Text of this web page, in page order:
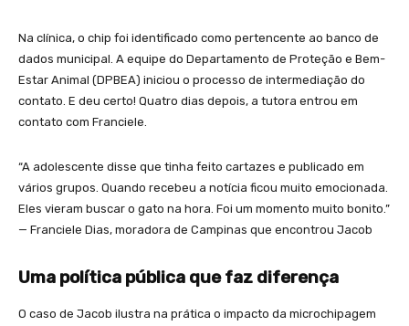
Na clínica, o chip foi identificado como pertencente ao banco de
dados municipal. A equipe do Departamento de Proteção e Bem-
Estar Animal (DPBEA) iniciou o processo de intermediação do
contato. E deu certo! Quatro dias depois, a tutora entrou em
contato com Franciele.
“A adolescente disse que tinha feito cartazes e publicado em
vários grupos. Quando recebeu a notícia ficou muito emocionada.
Eles vieram buscar o gato na hora. Foi um momento muito bonito.”
— Franciele Dias, moradora de Campinas que encontrou Jacob
Uma política pública que faz diferença
O caso de Jacob ilustra na prática o impacto da microchipagem